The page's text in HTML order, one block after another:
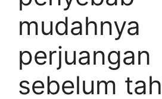
mudahnya
perjuangan
sebelum